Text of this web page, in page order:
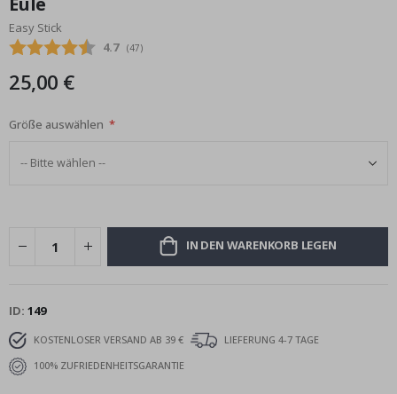
Bildgalerie
springen
Easy Stick
Durchschnittliche Bewertung:
4.7 (abgegebene bewertungen:
47)
25,00 €
Größe auswählen
IN DEN WARENKORB LEGEN
ID 149
KOSTENLOSER VERSAND AB 39 €
LIEFERUNG 4-7 TAGE
100% ZUFRIEDENHEITSGARANTIE